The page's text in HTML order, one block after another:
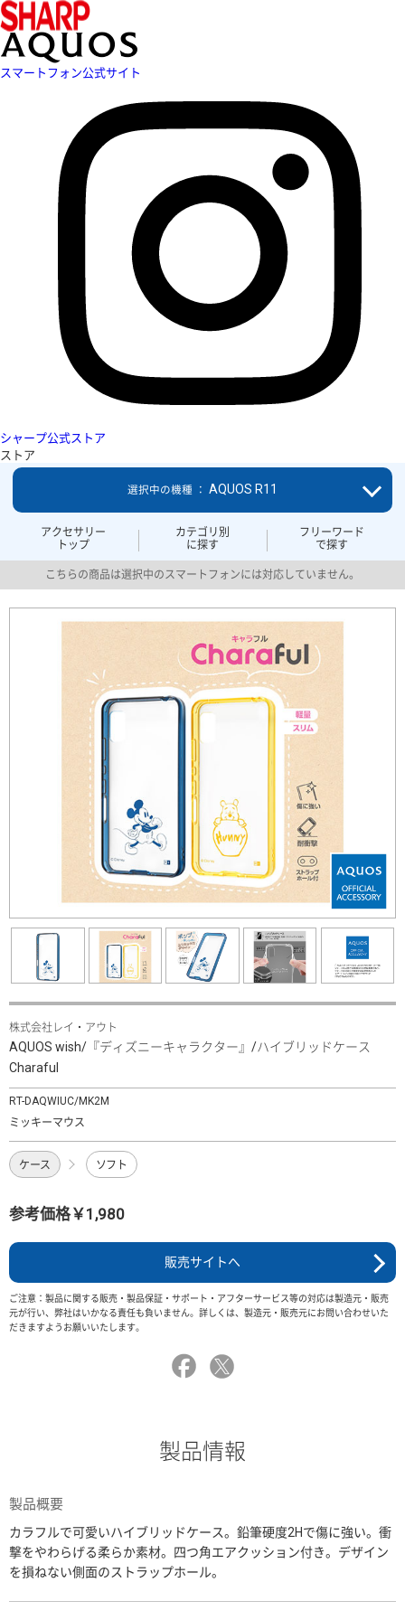
スマートフォン公式サイト
シャープ公式ストア
ストア
アクセサリー
トップ
カテゴリ別
に探す
フリーワード
で探す
選択中の機種 ： AQUOS R11
こちらの商品は選択中のスマートフォンには対応していません。
株式会社レイ・アウト
AQUOS wish/『ディズニーキャラクター』/ハイブリッドケース
Charaful
RT-DAQWIUC/MK2M
ミッキーマウス
ケース ソフト
参考価格￥1,980
販売サイトへ
ご注意：製品に関する販売・製品保証・サポート・アフターサービス等の対応は製造元・販売
元が行い、弊社はいかなる責任も負いません。詳しくは、製造元・販売元にお問い合わせいた
だきますようお願いいたします。
製品情報
製品概要
カラフルで可愛いハイブリッドケース。鉛筆硬度2Hで傷に強い。衝
撃をやわらげる柔らか素材。四つ角エアクッション付き。デザイン
を損ねない側面のストラップホール。